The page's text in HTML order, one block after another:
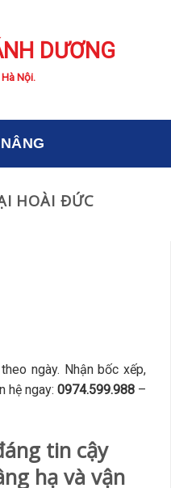
DƯƠNG
Nội.
HOÀI ĐỨC
ngày. Nhận bốc xếp,
hệ ngay: 0974.599.988 –
tin cậy
hạ và vận